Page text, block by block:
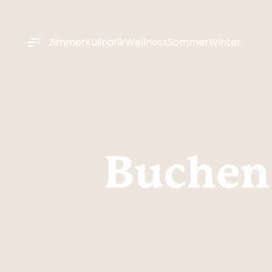
ZimmerKulinarikWellnessSommerWinter
Buchen